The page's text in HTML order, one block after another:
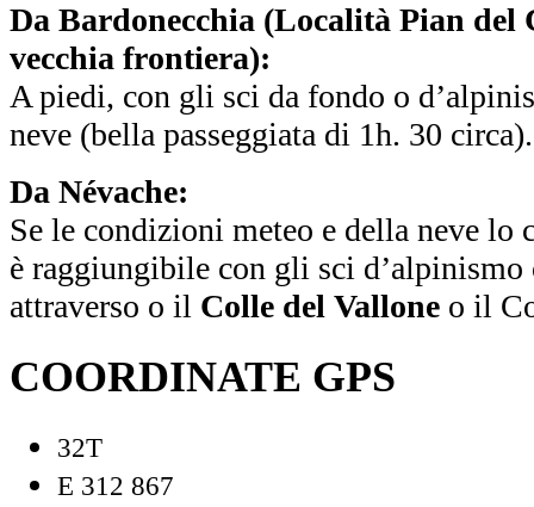
Da Bardonecchia (Località Pian del
vecchia frontiera):
A piedi, con gli sci da fondo o
neve (bella passeggiata di 1h. 30 circa).
Da Névache:
Se le condizioni meteo e della neve
è raggiungibile con gli sci d’alpinismo
attraverso o il Colle del Vallone o il
COORDINATE GPS
32T
E 312 867